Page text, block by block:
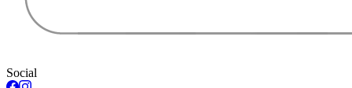
Social